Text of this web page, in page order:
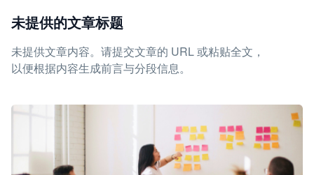
未提供的文章标题
未提供文章内容。请提交文章的 URL 或粘贴全文，
以便根据内容生成前言与分段信息。